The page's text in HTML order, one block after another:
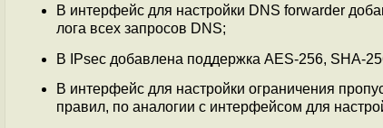
В интерфейс для настройки DNS forwarder
лога всех запросов DNS;
В IPsec добавлена поддержка AES-256, SHA-
В интерфейс для настройки ограничения
правил, по аналогии с интерфейсом для